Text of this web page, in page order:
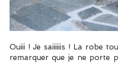
Ouiii ! Je saiiiiiis ! La robe
remarquer que je ne porte